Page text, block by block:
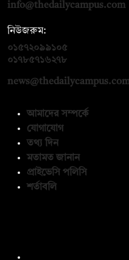
info@thedailycampus.com
নিউজরুম:
০১৫৭২০৯৯১০৫
০১৭৮৫৭১৬২৭৮
আমাদের সম্পর্কে
যোগাযোগ
তথ্য দিন
মতামত জানান
প্রাইভেসি পলিসি
শর্তাবলি